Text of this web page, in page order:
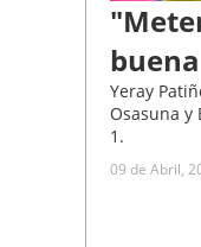
Yeray
Osasuna
1.
09 de Abril,